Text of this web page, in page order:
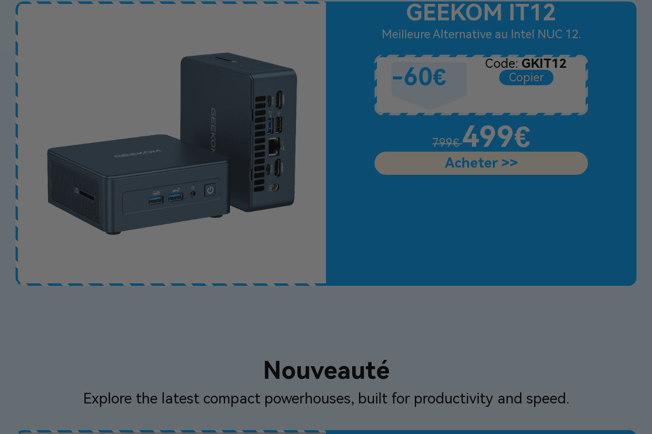
GEEKOM IT12
Meilleure Alternative au Intel NUC 12.
-60€ Code: GKIT12
Copier
799€499€
Acheter >>
Nouveauté
Explore the latest compact powerhouses, built for productivity and speed.